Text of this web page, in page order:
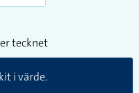
tecknet
i värde.